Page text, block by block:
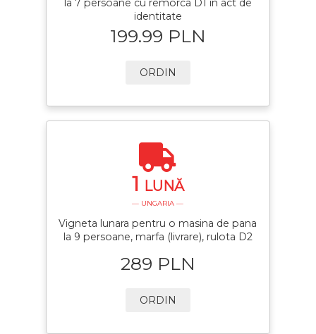
la 7 persoane cu remorca D1 in act de
identitate
199.99 PLN
ORDIN
1 LUNĂ
— UNGARIA —
Vigneta lunara pentru o masina de pana
la 9 persoane, marfa (livrare), rulota D2
289 PLN
ORDIN